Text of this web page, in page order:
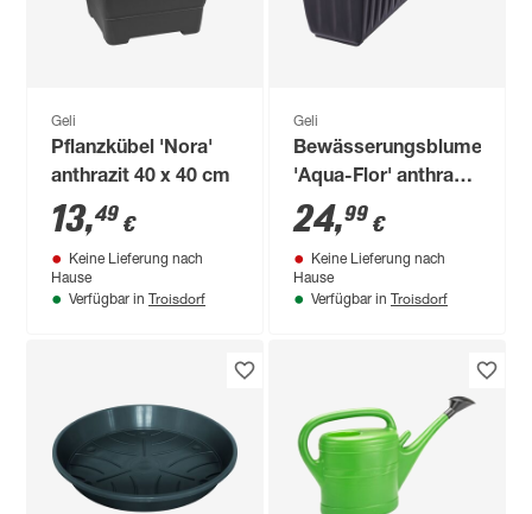
Geli
Pflanzkübel 'Nora'
anthrazit 40 x 40 cm
13,49 €
Keine Lieferung nach
Hause
Verfügbar in Troisdorf
Geli
'Aqua-Flor' anthrazit
100 cm
24,99 €
Keine Lieferung nach
Hause
Verfügbar in Troisdorf